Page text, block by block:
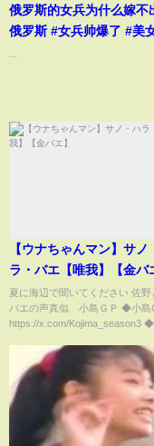
俄罗斯的女兵为什么嫁不
俄罗斯 #女兵帅爆了 #美
【ウナちゃんマン】サノ
ラ・バエ【唯我】【金バ
夏に海辺で聞いてください 佐野
バエの声真似 小島ＧＰ ◆小
https://x.com/Kojima_season3